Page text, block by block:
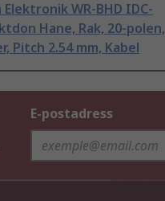
WR-BHD IDC-
Hane, Rak, 20-polen,
Pitch 2.54 mm, Kabel
E-postadress